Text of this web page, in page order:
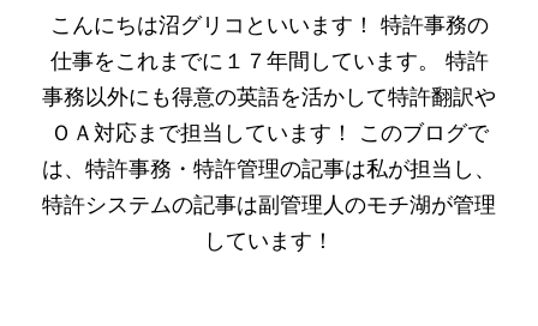
こんにちは沼グリコといいます！ 特許事務の
仕事をこれまでに１７年間しています。 特許
事務以外にも得意の英語を活かして特許翻訳や
ＯＡ対応まで担当しています！ このブログで
は、特許事務・特許管理の記事は私が担当し、
特許システムの記事は副管理人のモチ湖が管理
しています！